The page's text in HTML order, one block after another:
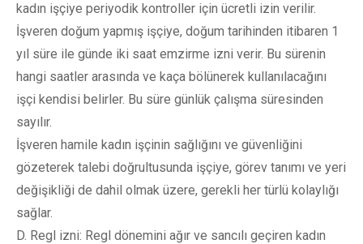
kadın işçiye periyodik kontroller için ücretli izin verilir.
İşveren doğum yapmış işçiye, doğum tarihinden itibaren 1
yıl süre ile günde iki saat emzirme izni verir. Bu sürenin
hangi saatler arasında ve kaça bölünerek kullanılacağını
işçi kendisi belirler. Bu süre günlük çalışma süresinden
sayılır.
İşveren hamile kadın işçinin sağlığını ve güvenliğini
gözeterek talebi doğrultusunda işçiye, görev tanımı ve yeri
değişikliği de dahil olmak üzere, gerekli her türlü kolaylığı
sağlar.
D. Regl izni: Regl dönemini ağır ve sancılı geçiren kadın